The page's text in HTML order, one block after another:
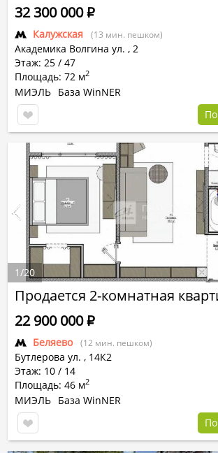
Калужская (13 мин. пешком)
Академика Волгина ул. , 2
Этаж: 25 / 47
Площадь: 72 м2
32 300 000Р
МИЭЛЬ База WinNER
Продается 2-комнатная
Беляево (12 мин. пешком)
Бутлерова ул. , 14К2
Этаж: 10 / 14
Площадь: 46 м2
22 900 000Р
МИЭЛЬ База WinNER
1/20